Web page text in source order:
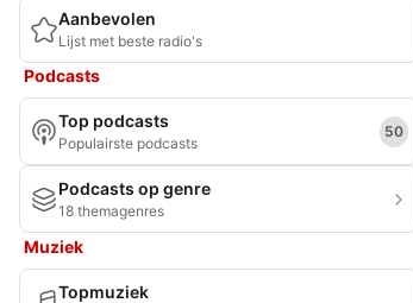
Aanbevolen
Lijst met beste radio's
Podcasts
Top podcasts
Populairste podcasts
50
Podcasts op genre
18 themagenres
Muziek
Topmuziek